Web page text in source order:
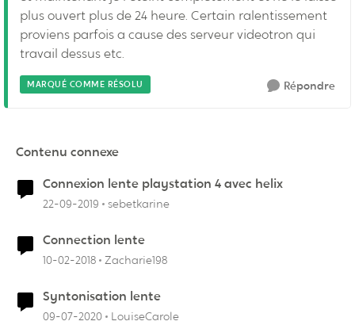
plus ouvert plus de 24 heure. Certain ralentissement
proviens parfois a cause des serveur videotron qui
travail dessus etc.
MARQUÉ COMME RÉSOLU Répondre
Contenu connexe
Connexion lente playstation 4 avec helix
22-09-2019 sebetkarine
Connection lente
10-02-2018 Zacharie198
Syntonisation lente
09-07-2020 LouiseCarole